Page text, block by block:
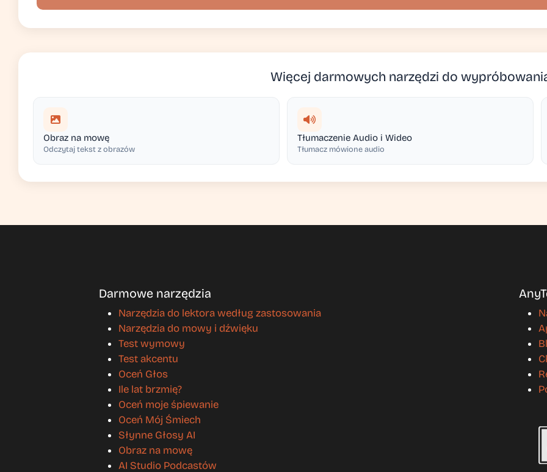
Więcej darmowych narzędzi do
Obraz na mowę
Odczytaj tekst z obrazów
Tłumaczenie Audio i Wideo
Tłumacz mówione audio
Darmowe narzędzia
Narzędzia do lektora według zastosowania
Narzędzia do mowy i dźwięku
Test wymowy
Test akcentu
Oceń Głos
Ile lat brzmię?
Oceń moje śpiewanie
Oceń Mój Śmiech
Słynne Głosy AI
Obraz na mowę
AI Studio Podcastów